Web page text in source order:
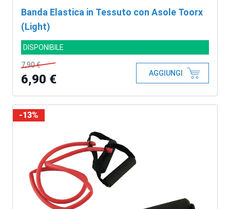
Banda Elastica in Tessuto con Asole Toorx
(Light)
DISPONIBILE
7,90 €
6,90 € AGGIUNGI
-13%